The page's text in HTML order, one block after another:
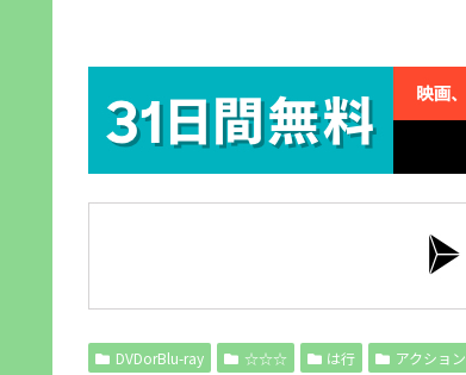
DVDorBlu-ray ☆☆☆ は行 アクション